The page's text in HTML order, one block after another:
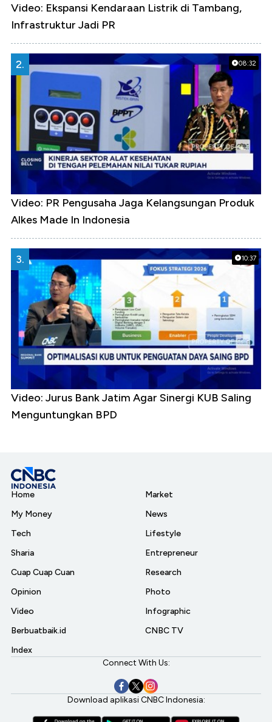
Video: Ekspansi Kendaraan Listrik di Tambang,
Infrastruktur Jadi PR
08:32
2.
Video: PR Pengusaha Jaga Kelangsungan Produk
Alkes Made In Indonesia
10:37
3.
Video: Jurus Bank Jatim Agar Sinergi KUB Saling
Menguntungkan BPD
Home
My Money
Tech
Sharia
Cuap Cuap Cuan
Opinion
Video
Berbuatbaik.id
Index
Market
News
Lifestyle
Entrepreneur
Research
Photo
Infographic
CNBC TV
Connect With Us:
Download aplikasi CNBC Indonesia: